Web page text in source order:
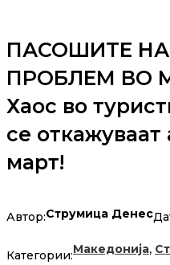
ПАСОШИТЕ
ПРОБЛЕМ ВО
Хаос во
се
март!
Автор:Струмица Денес
Категории:Македонија,